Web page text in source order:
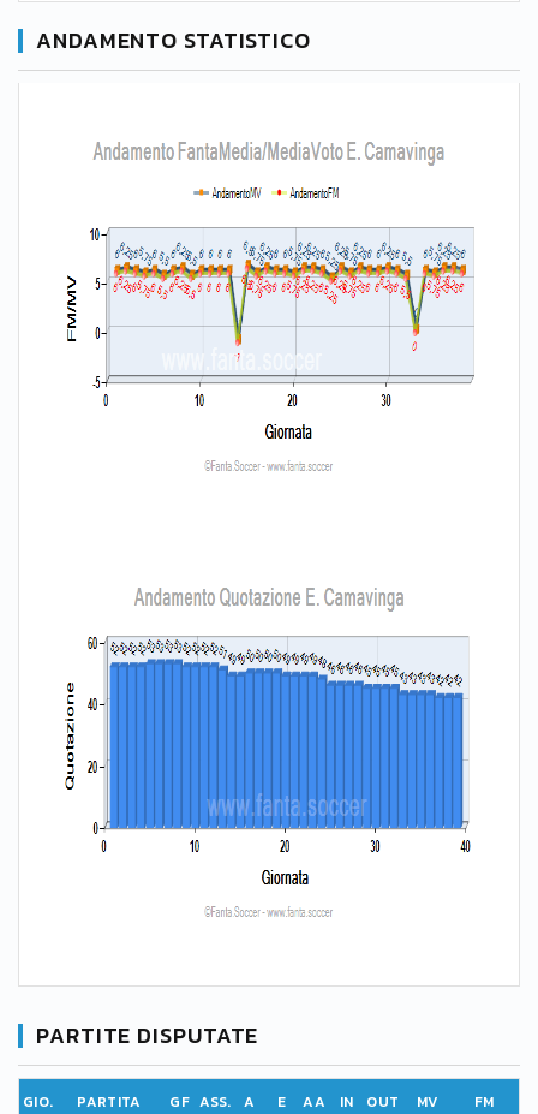
ANDAMENTO STATISTICO
PARTITE DISPUTATE
GIO. PARTITA GF ASS. A E AA IN OUT MV FM